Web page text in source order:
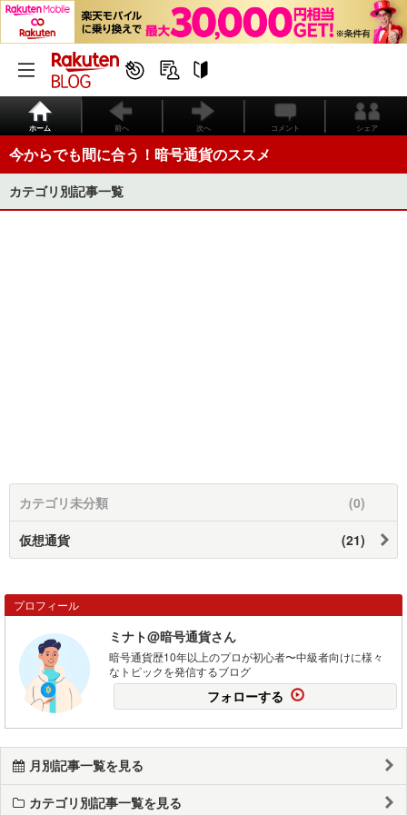
ホーム 前へ 次へ コメント シェア
今からでも間に合う！暗号通貨のススメ
カテゴリ別記事一覧
カテゴリ未分類 (0)
仮想通貨 (21)
プロフィール
ミナト@暗号通貨さん
暗号通貨歴10年以上のプロが初心者〜中級者向けに様々
なトピックを発信するブログ
フォローする
月別記事一覧を見る
カテゴリ別記事一覧を見る